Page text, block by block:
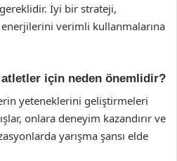
İyi bir strateji,
enerjilerini verimli kullanmalarına
atletler için neden önemlidir?
yeteneklerini geliştirmeleri
onlara deneyim kazandırır ve
yarışma şansı elde